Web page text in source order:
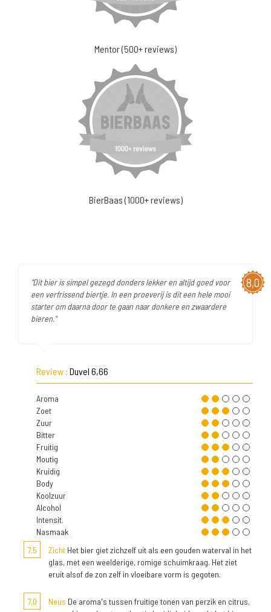
Mentor (500+ reviews)
BierBaas (1000+ reviews)
8,0
"Dit bier is simpel gezegd donders lekker en altijd goed voor
een verfrissend biertje. In een proeverij is dit een hele mooi
starter om daarna door te gaan naar donkere en zwaardere
bieren."
Review : Duvel 6,66
Aroma
Zoet
Zuur
Bitter
Fruitig
Moutig
Kruidig
Body
Koolzuur
Alcohol
Intensit.
Nasmaak
7,5
Zicht Het bier giet zichzelf uit als een gouden waterval in het
glas, met een weelderige, romige schuimkraag. Het ziet
eruit alsof de zon zelf in vloeibare vorm is gegoten.
7,0 Neus De aroma's tussen fruitige tonen van perzik en citrus,